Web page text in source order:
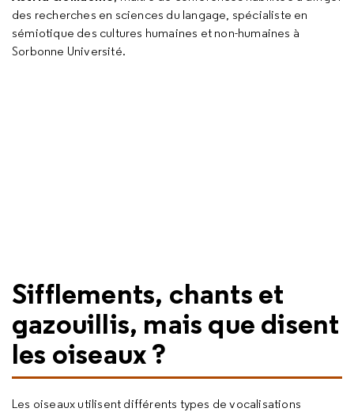
des recherches en sciences du langage, spécialiste en
sémiotique des cultures humaines et non-humaines à
Sorbonne Université.
Sifflements, chants et
gazouillis, mais que disent
les oiseaux ?
Les oiseaux utilisent différents types de vocalisations